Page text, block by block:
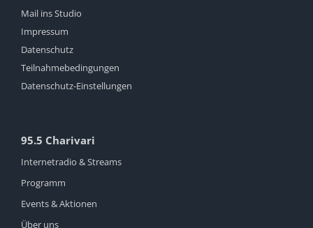
Mail ins Studio
Impressum
Datenschutz
Teilnahmebedingungen
Datenschutz-Einstellungen
95.5 Charivari
Internetradio & Streams
Programm
Events & Aktionen
Über uns